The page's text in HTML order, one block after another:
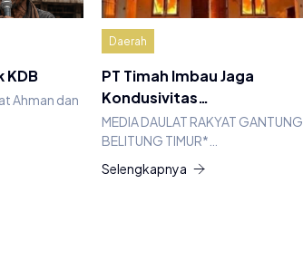
KDB
Ahman dan
Daerah
PT Timah Imbau Jaga
Kondusivitas…
MEDIA DAULAT RAKYAT GANTUNG,
BELITUNG TIMUR*…
Selengkapnya